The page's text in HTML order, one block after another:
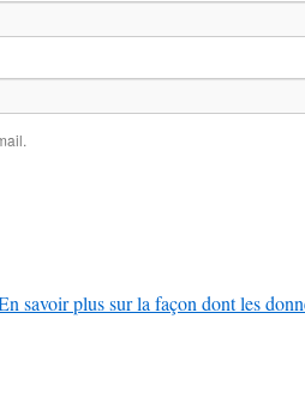
savoir plus sur la façon dont les